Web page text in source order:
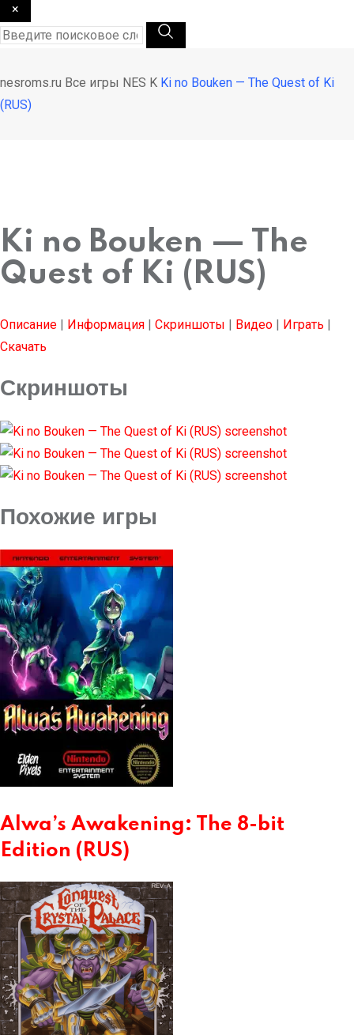
×
nesroms.ru Все игры NES K Ki no Bouken — The Quest of Ki
(RUS)
Ki no Bouken — The
Quest of Ki (RUS)
Описание | Информация | Скриншоты | Видео | Играть |
Скачать
Скриншоты
Похожие игры
Alwa’s Awakening: The 8-bit
Edition (RUS)